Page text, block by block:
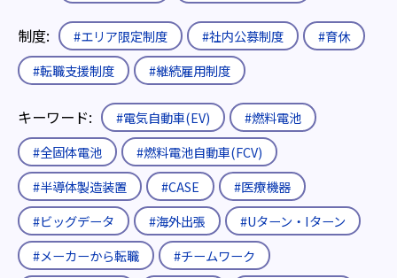
制度: #エリア限定制度 #社内公募制度
#育休
#転職支援制度
#継続雇用制度
キーワード: #電気自動車(EV)
#燃料電池
#全固体電池
#燃料電池自動車(FCV)
#半導体製造装置
#CASE
#医療機器
#ビッグデータ
#海外出張
#Uターン・Iターン
#メーカーから転職
#チームワーク